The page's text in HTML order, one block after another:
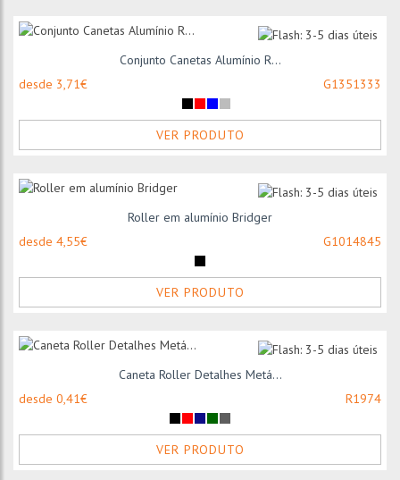
Conjunto Canetas Alumínio R...
desde 3,71€
G1351333
VER PRODUTO
Roller em alumínio Bridger
desde 4,55€
G1014845
VER PRODUTO
Caneta Roller Detalhes Metá...
desde 0,41€
R1974
VER PRODUTO